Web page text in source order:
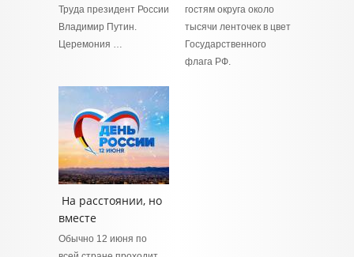
Труда президент России
Владимир Путин.
Церемония …
гостям округа около
тысячи ленточек в цвет
Государственного
флага РФ.
На расстоянии, но
вместе
Обычно 12 июня по